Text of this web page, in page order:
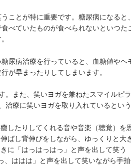
ことが特に重要です。糖尿病になる
べていたものが食べられないといつた
尿病治療を行っていると、血糖値やヘ
が早まったりしてしまいます。
。また、笑いヨガを兼ねたスマイルピ
療に笑いヨガを取り入れているという
したりしてくれる音や音楽（聴覚）を
ばし背伸びをしながら、ゆっくりと大
に「はっはっはっ」と声を出して笑う
、ははは」と声を出して笑いながら手